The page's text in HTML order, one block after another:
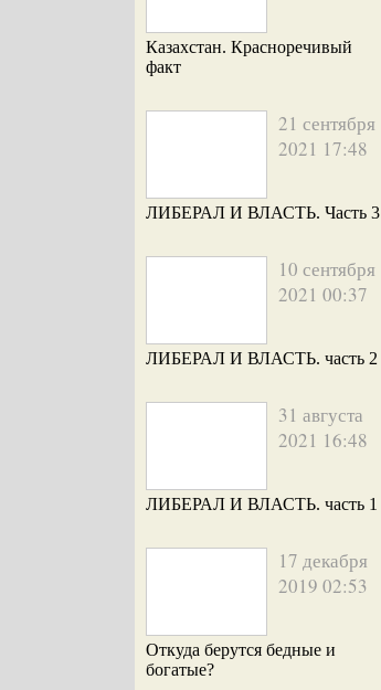
Казахстан. Красноречивый
факт
21 сентября
2021 17:48
ЛИБЕРАЛ И ВЛАСТЬ. Часть 3
10 сентября
2021 00:37
ЛИБЕРАЛ И ВЛАСТЬ. часть 2
31 августа
2021 16:48
ЛИБЕРАЛ И ВЛАСТЬ. часть 1
17 декабря
2019 02:53
Откуда берутся бедные и
богатые?